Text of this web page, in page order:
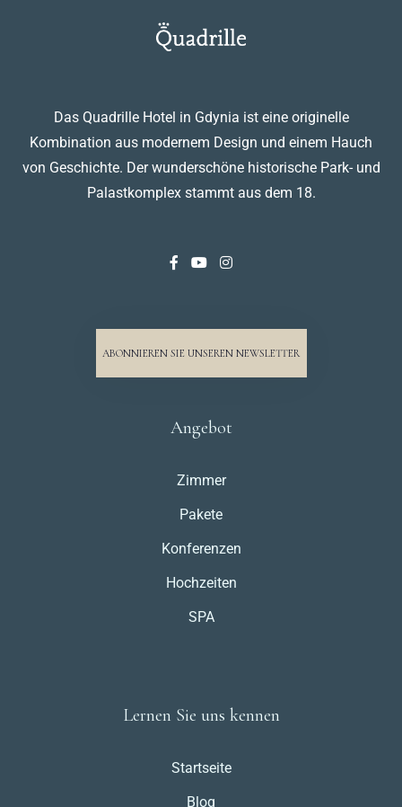
Das Quadrille Hotel in Gdynia ist eine originelle
Kombination aus modernem Design und einem Hauch
von Geschichte. Der wunderschöne historische Park- und
Palastkomplex stammt aus dem 18.
ABONNIEREN SIE UNSEREN NEWSLETTER
Angebot
Zimmer
Pakete
Konferenzen
Hochzeiten
SPA
Lernen Sie uns kennen
Startseite
Blog